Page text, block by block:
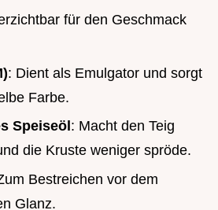
für den Geschmack
: Dient als Emulgator und sorgt
Farbe.
Speiseöl : Macht den Teig
die Kruste weniger spröde.
Bestreichen vor dem
Glanz.